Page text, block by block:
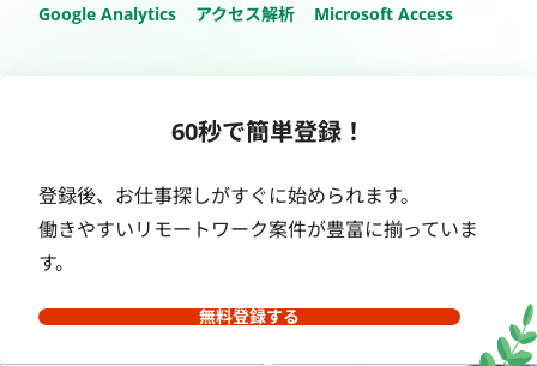
Google Analytics
アクセス解析 Microsoft Access
60秒で簡単登録！
登録後、お仕事探しがすぐに始められます。
働きやすいリモートワーク案件が豊富に揃っていま
す。
無料登録する